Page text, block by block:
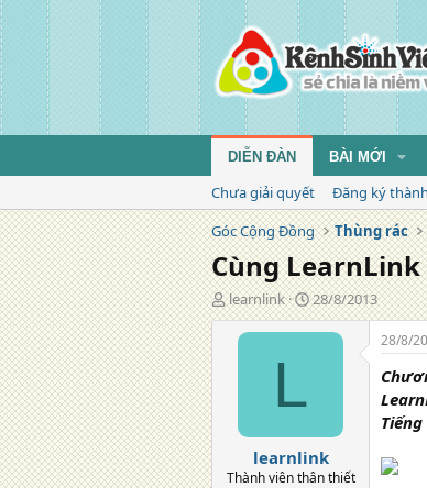
DIỄN ĐÀN BÀI MỚI
Chưa giải quyết
Đăng ký
Góc Cộng Đồng
Thùng rác
Cùng
T
á
learnlink
N
g
à
g
28/8/2013
L
learnlink
Thành viên thân thiết
28/8/